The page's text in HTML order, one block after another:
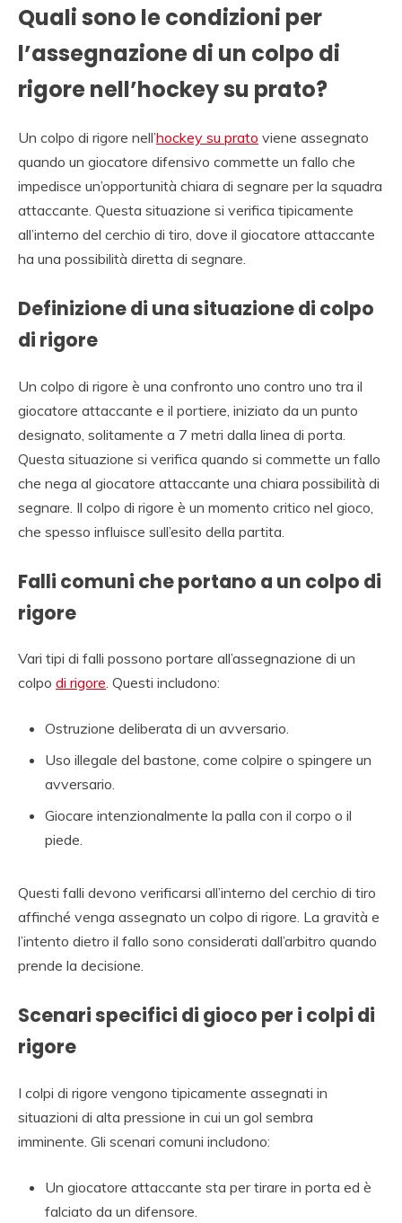
Quali sono le condizioni per
l’assegnazione di un colpo di
rigore nell’hockey su prato?
Un colpo di rigore nell’hockey su prato viene assegnato
quando un giocatore difensivo commette un fallo che
impedisce un’opportunità chiara di segnare per la squadra
attaccante. Questa situazione si verifica tipicamente
all’interno del cerchio di tiro, dove il giocatore attaccante
ha una possibilità diretta di segnare.
Definizione di una situazione di colpo
di rigore
Un colpo di rigore è una confronto uno contro uno tra il
giocatore attaccante e il portiere, iniziato da un punto
designato, solitamente a 7 metri dalla linea di porta.
Questa situazione si verifica quando si commette un fallo
che nega al giocatore attaccante una chiara possibilità di
segnare. Il colpo di rigore è un momento critico nel gioco,
che spesso influisce sull’esito della partita.
Falli comuni che portano a un colpo di
rigore
Vari tipi di falli possono portare all’assegnazione di un
colpo di rigore. Questi includono:
Ostruzione deliberata di un avversario.
Uso illegale del bastone, come colpire o spingere un
avversario.
Giocare intenzionalmente la palla con il corpo o il
piede.
Questi falli devono verificarsi all’interno del cerchio di tiro
affinché venga assegnato un colpo di rigore. La gravità e
l’intento dietro il fallo sono considerati dall’arbitro quando
prende la decisione.
Scenari specifici di gioco per i colpi di
rigore
I colpi di rigore vengono tipicamente assegnati in
situazioni di alta pressione in cui un gol sembra
imminente. Gli scenari comuni includono:
Un giocatore attaccante sta per tirare in porta ed è
falciato da un difensore.